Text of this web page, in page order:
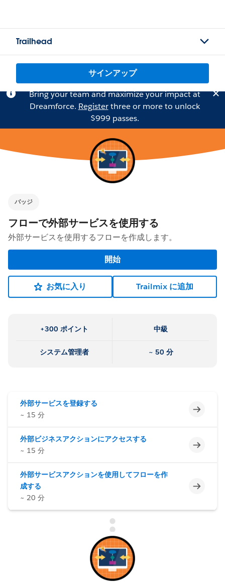
Trailhead
サインアップ
Bring your team and maximize your impact at
Dreamforce. Registerthree or more to unlock
$999 passes.
バッジ
フローで外部サービスを使用する
外部サービスを使用するフローを作成します。
開始
お気に入り Trailmix に追加
+300 ポイント 中級
システム管理者 ~ 50 分
外部サービスを登録する
~ 15 分
未完了
外部ビジネスアクションにアクセスする
~ 15 分
未完了
外部サービスアクションを使用してフローを作
成する
~ 20 分
未完了